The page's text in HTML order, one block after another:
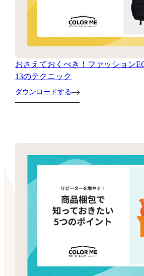
おさえておくべき！ファッション
13のテクニック
ダウンロードする